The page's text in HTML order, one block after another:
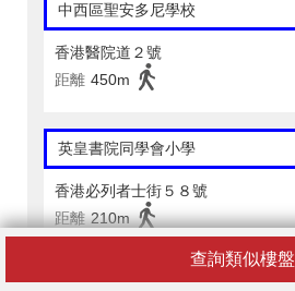
查詢類似樓盤
中西區聖安多尼學校
香港醫院道２號
距離 450m
英皇書院同學會小學
香港必列者士街５８號
距離 210m
英皇書院同學會小學(二校)